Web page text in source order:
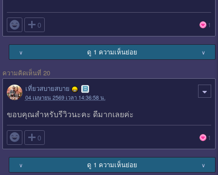
 0 1
∨ ดู 1 ความเห็นย่อย ∨
ความคิดเห็นที่ 20
เที่ยวสบายสบาย
04 เมษายน 2569 เวลา 14:36:58 น.
ขอบคุณสำหรับรีวิวนะคะ ดีมากเลยค่ะ
 0 1
∨ ดู 1 ความเห็นย่อย ∨